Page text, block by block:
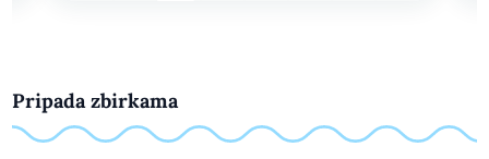
Pripada zbirkama